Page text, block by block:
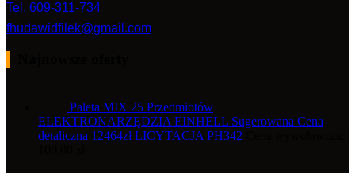
Tel. 609-311-734
fhudawidfilek@gmail.com
Paleta MIX 25 Przedmiotów
ELEKTRONARZĘDZIA EINHELL Sugerowana Cena
detaliczna 12464zł LICYTACJA PH342